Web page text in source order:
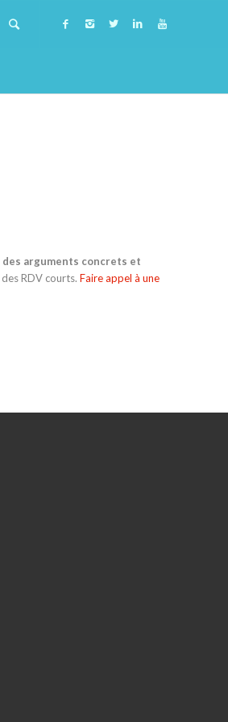
arguments concrets et
RDV courts. Faire appel à une